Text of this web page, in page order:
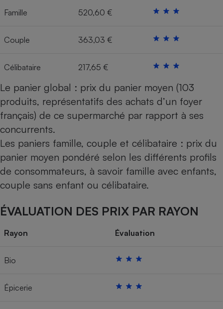
Famille 520,60 €
Couple 363,03 €
Célibataire 217,65 €
Le panier global : prix du panier moyen (103
produits, représentatifs des achats d’un foyer
français) de ce supermarché par rapport à ses
concurrents.
Les paniers famille, couple et célibataire : prix du
panier moyen pondéré selon les différents profils
de consommateurs, à savoir famille avec enfants,
couple sans enfant ou célibataire.
ÉVALUATION DES PRIX PAR RAYON
Rayon Évaluation
Bio
Épicerie